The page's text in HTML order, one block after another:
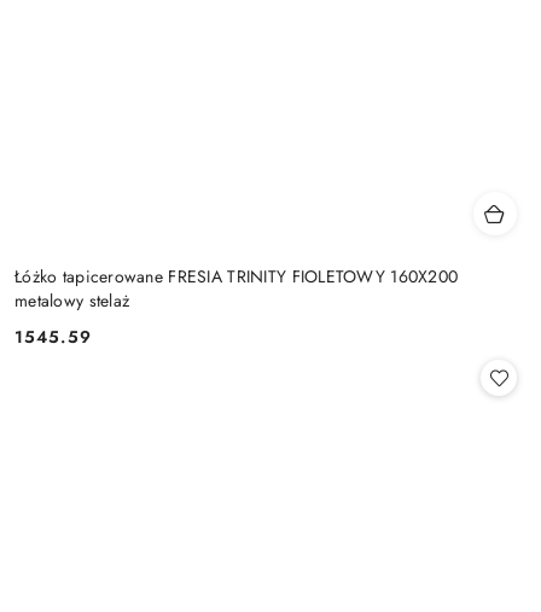
Łóżko tapicerowane FRESIA TRINITY FIOLETOWY 160X200
metalowy stelaż
Cena:
1545.59